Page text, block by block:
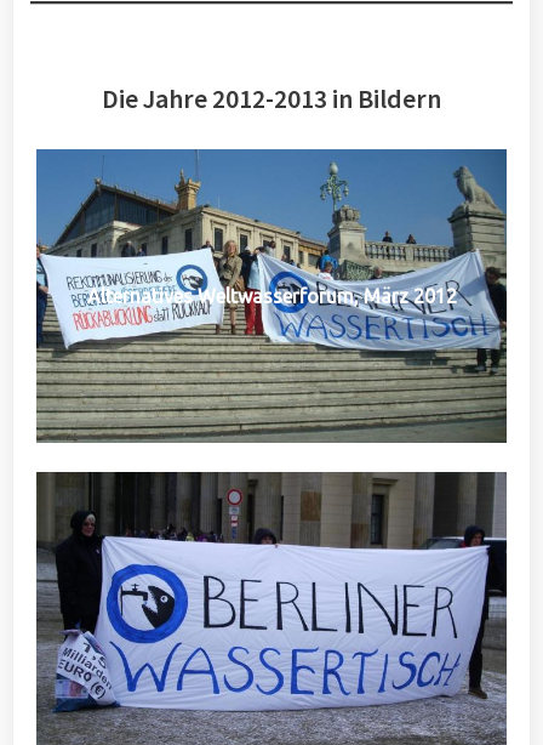
Die Jahre 2012-2013 in Bildern
Alternatives Weltwasserforum, März 2012